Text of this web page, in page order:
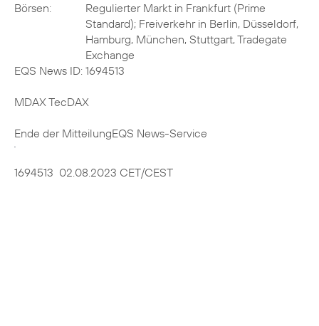
Börsen:
Regulierter Markt in Frankfurt (Prime
Standard); Freiverkehr in Berlin, Düsseldorf,
Hamburg, München, Stuttgart, Tradegate
Exchange
EQS News ID: 1694513
MDAX TecDAX
Ende der MitteilungEQS News-Service
1694513 02.08.2023 CET/CEST